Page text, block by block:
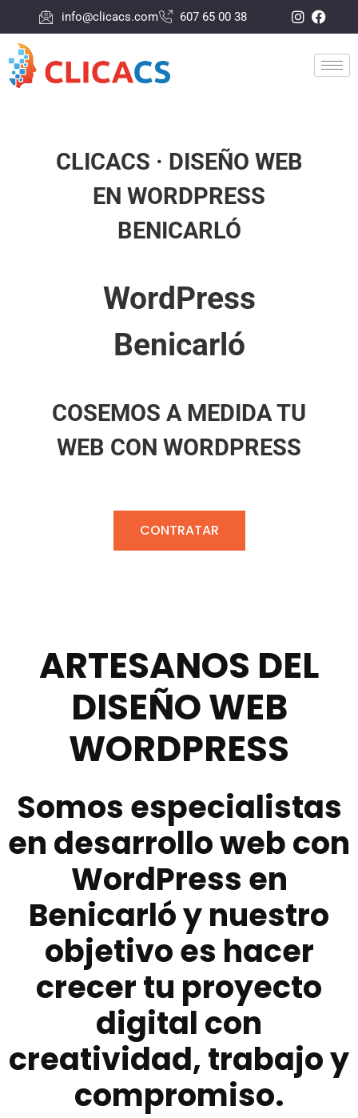
info@clicacs.com 607 65 00 38
CLICACS · DISEÑO WEB
EN WORDPRESS
BENICARLÓ
WordPress
Benicarló
COSEMOS A MEDIDA TU
WEB CON WORDPRESS
CONTRATAR
ARTESANOS DEL
DISEÑO WEB
WORDPRESS
Somos especialistas
en desarrollo web con
WordPress en
Benicarló y nuestro
objetivo es hacer
crecer tu proyecto
digital con
creatividad, trabajo y
compromiso.